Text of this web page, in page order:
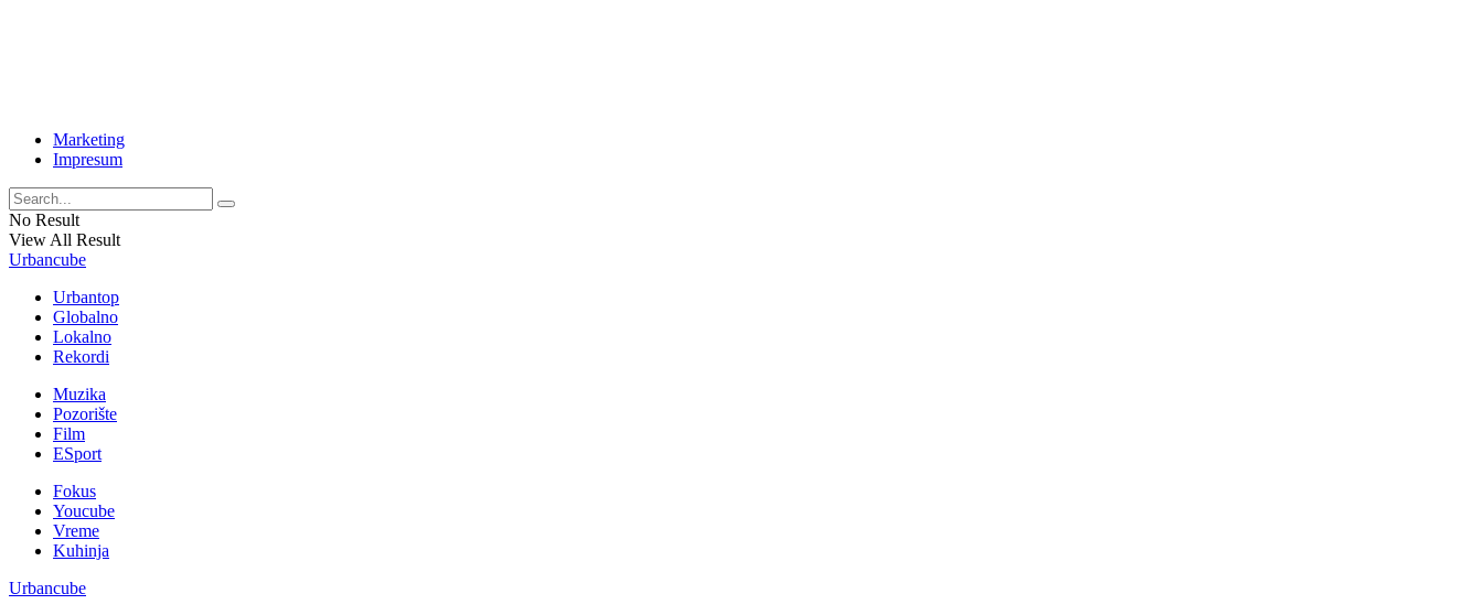
Marketing
Impresum
No Result
View All Result
Urbancube
Urbantop
Globalno
Lokalno
Rekordi
Muzika
Pozorište
Film
ESport
Fokus
Youcube
Vreme
Kuhinja
Urbancube